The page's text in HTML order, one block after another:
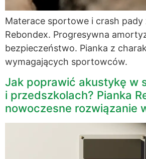
Materace sportowe i crash pady
Rebondex. Progresywna
bezpieczeństwo. Pianka z
wymagających sportowców.
Jak poprawić akustykę w
i przedszkolach? Pianka
nowoczesne rozwiązanie